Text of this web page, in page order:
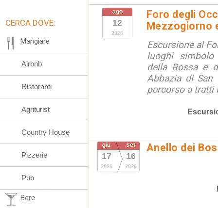
ago
12
2026
Foro degli
Mezzogiorno
Escursione al
luoghi
della Rossa e
Abbazia di San
percorso a tratti
giu
17
2026
set
16
2026
Anello dei
CERCA DOVE:
Mangiare
Airbnb
Ristoranti
Agriturist
Country House
Pizzerie
Pub
Bere